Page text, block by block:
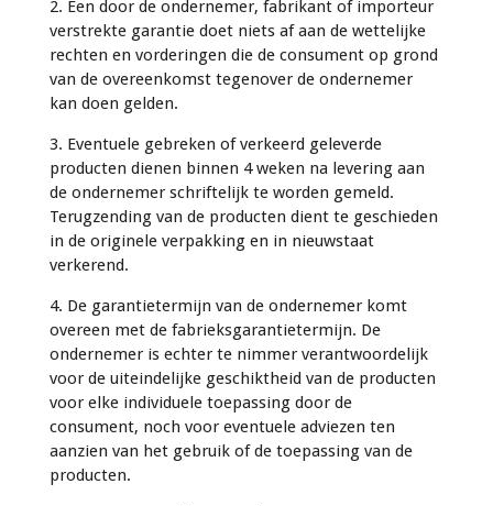
2. Een door de ondernemer, fabrikant of importeur
verstrekte garantie doet niets af aan de wettelijke
rechten en vorderingen die de consument op grond
van de overeenkomst tegenover de ondernemer
kan doen gelden.
3. Eventuele gebreken of verkeerd geleverde
producten dienen binnen 4 weken na levering aan
de ondernemer schriftelijk te worden gemeld.
Terugzending van de producten dient te geschieden
in de originele verpakking en in nieuwstaat
verkerend.
4. De garantietermijn van de ondernemer komt
overeen met de fabrieksgarantietermijn. De
ondernemer is echter te nimmer verantwoordelijk
voor de uiteindelijke geschiktheid van de producten
voor elke individuele toepassing door de
consument, noch voor eventuele adviezen ten
aanzien van het gebruik of de toepassing van de
producten.